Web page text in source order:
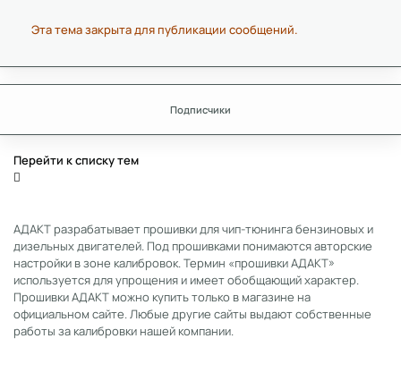
Эта тема закрыта для публикации сообщений.
Подписчики
Перейти к списку тем
АДАКТ разрабатывает прошивки для чип-тюнинга бензиновых и
дизельных двигателей. Под прошивками понимаются авторские
настройки в зоне калибровок. Термин «прошивки АДАКТ»
используется для упрощения и имеет обобщающий характер.
Прошивки АДАКТ можно купить только в магазине на
официальном сайте. Любые другие сайты выдают собственные
работы за калибровки нашей компании.